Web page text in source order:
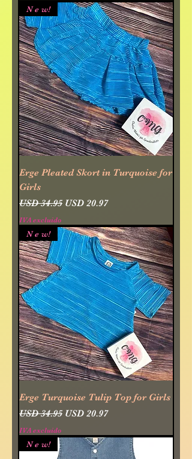
N e w!
Erge Pleated Skort in Turquoise for
Girls
Precio
USD 34.95 Precio de oferta
USD 20.97
IVA excluido
N e w!
Erge Turquoise Tulip Top for Girls
Precio
USD 34.95 Precio de oferta
USD 20.97
IVA excluido
N e w!